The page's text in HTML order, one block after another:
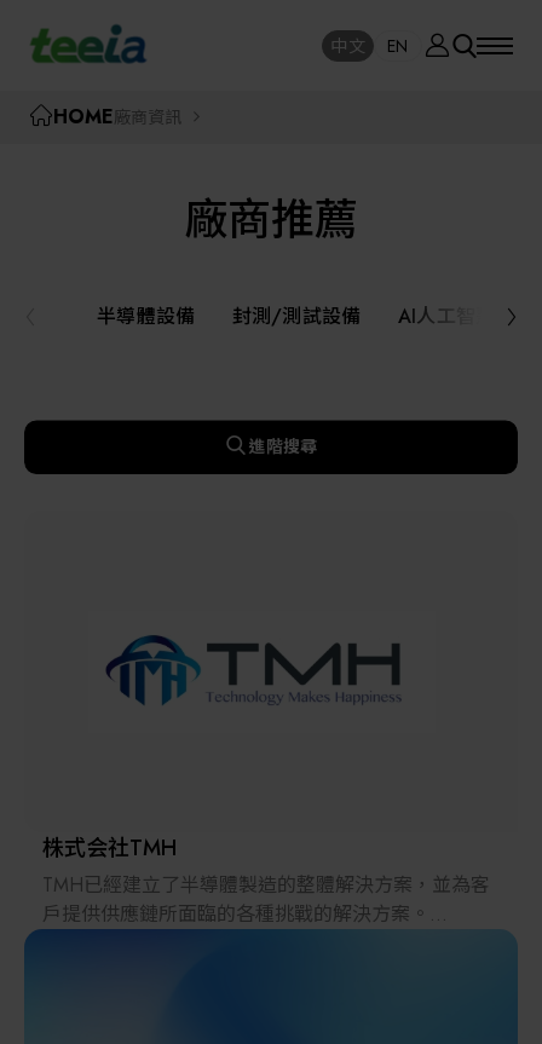
TEEIA
中文 EN
HOME廠商資訊
廠商推薦
半導體設備 封測/測試設備 AI人工智慧與
進階搜尋
株式会社TMH
TMH已經建立了半導體製造的整體解決方案，並為客
戶提供供應鏈所面臨的各種挑戰的解決方案。
中文 EN
課程研討
線上課程專區
廠商資訊
廠商資訊
封測/測試設備
機器人與應用服務
智慧檢測設備與系統
顯示/光電設備
高科技廠房設施與廠務系統
無人載具